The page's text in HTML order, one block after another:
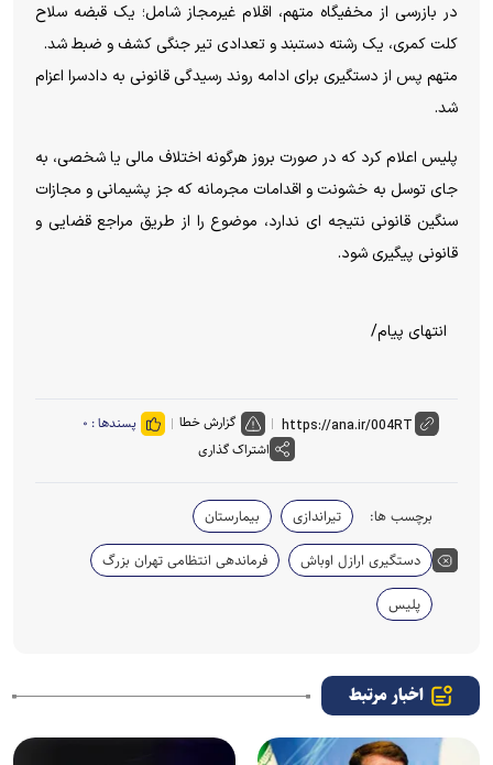
در بازرسی از مخفیگاه متهم، اقلام غیرمجاز شامل؛ یک قبضه سلاح
کلت کمری، یک رشته دستبند و تعدادی تیر جنگی کشف و ضبط شد.
متهم پس از دستگیری برای ادامه روند رسیدگی قانونی به دادسرا اعزام
شد.
پلیس اعلام کرد که در صورت بروز هرگونه اختلاف مالی یا شخصی، به
جای توسل به خشونت و اقدامات مجرمانه که جز پشیمانی و مجازات
سنگین قانونی نتیجه ای ندارد، موضوع را از طریق مراجع قضایی و
قانونی پیگیری شود.
انتهای پیام/
گزارش خطا پسندها : ۰
اشتراک گذاری
برچسب ها: تیراندازی
بیمارستان
دستگیری ارازل اوباش
فرماندهی انتظامی تهران بزرگ
پلیس
اخبار مرتبط